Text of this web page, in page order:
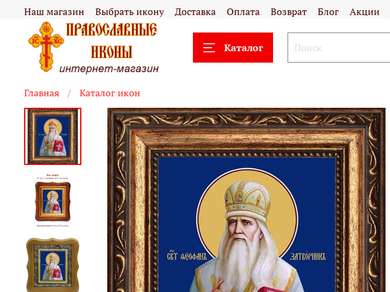
Наш магазин Выбрать икону Доставка Оплата Возврат Блог Акции
Каталог
Главная Каталог икон